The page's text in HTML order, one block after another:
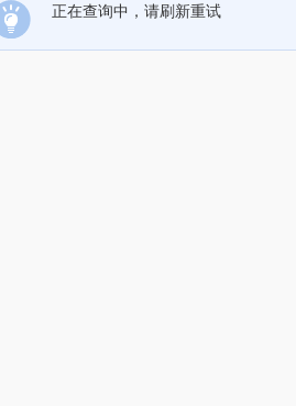
正在查询中，请刷新重试